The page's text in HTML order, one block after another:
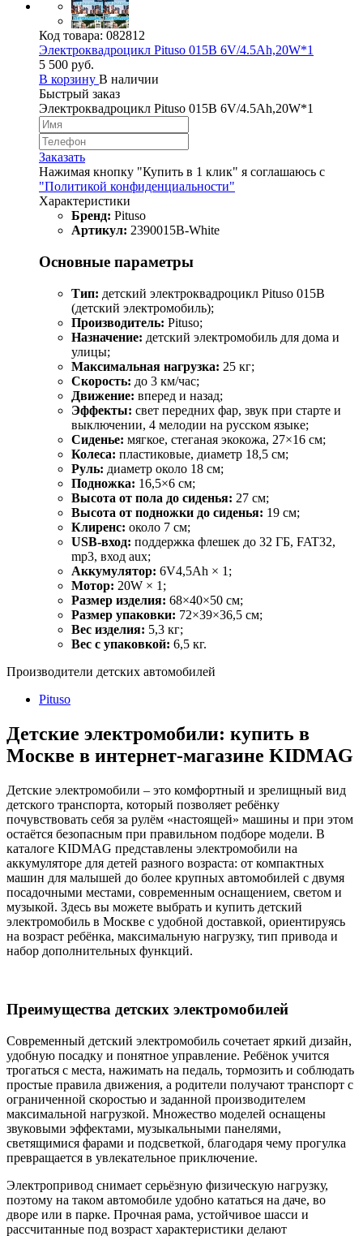
Код товара: 082812
Электроквадроцикл Pituso 015B 6V/4.5Ah,20W*1
5 500 руб.
В корзину В наличии
Быстрый заказ
Электроквадроцикл Pituso 015B 6V/4.5Ah,20W*1
Заказать
Нажимая кнопку "Купить в 1 клик" я соглашаюсь с
"Политикой конфиденциальности"
Характеристики
Бренд: Pituso
Артикул: 2390015B-White
Основные параметры
Тип: детский электроквадроцикл Pituso 015B
(детский электромобиль);
Производитель: Pituso;
Назначение: детский электромобиль для дома и
улицы;
Максимальная нагрузка: 25 кг;
Скорость: до 3 км/час;
Движение: вперед и назад;
Эффекты: свет передних фар, звук при старте и
выключении, 4 мелодии на русском языке;
Сиденье: мягкое, стеганая экокожа, 27×16 см;
Колеса: пластиковые, диаметр 18,5 см;
Руль: диаметр около 18 см;
Подножка: 16,5×6 см;
Высота от пола до сиденья: 27 см;
Высота от подножки до сиденья: 19 см;
Клиренс: около 7 см;
USB-вход: поддержка флешек до 32 ГБ, FAT32,
mp3, вход aux;
Аккумулятор: 6V4,5Ah × 1;
Мотор: 20W × 1;
Размер изделия: 68×40×50 см;
Размер упаковки: 72×39×36,5 см;
Вес изделия: 5,3 кг;
Вес с упаковкой: 6,5 кг.
Производители детских автомобилей
Pituso
Детские электромобили: купить в
Москве в интернет-магазине KIDMAG
Детские электромобили – это комфортный и зрелищный вид
детского транспорта, который позволяет ребёнку
почувствовать себя за рулём «настоящей» машины и при этом
остаётся безопасным при правильном подборе модели. В
каталоге KIDMAG представлены электромобили на
аккумуляторе для детей разного возраста: от компактных
машин для малышей до более крупных автомобилей с двумя
посадочными местами, современным оснащением, светом и
музыкой. Здесь вы можете выбрать и купить детский
электромобиль в Москве с удобной доставкой, ориентируясь
на возраст ребёнка, максимальную нагрузку, тип привода и
набор дополнительных функций.
Преимущества детских электромобилей
Современный детский электромобиль сочетает яркий дизайн,
удобную посадку и понятное управление. Ребёнок учится
трогаться с места, нажимать на педаль, тормозить и соблюдать
простые правила движения, а родители получают транспорт с
ограниченной скоростью и заданной производителем
максимальной нагрузкой. Множество моделей оснащены
звуковыми эффектами, музыкальными панелями,
светящимися фарами и подсветкой, благодаря чему прогулка
превращается в увлекательное приключение.
Электропривод снимает серьёзную физическую нагрузку,
поэтому на таком автомобиле удобно кататься на даче, во
дворе или в парке. Прочная рама, устойчивое шасси и
рассчитанные под возраст характеристики делают